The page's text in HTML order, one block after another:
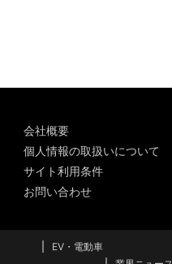
会社概要
個人情報の取扱いについて
サイト利用条件
お問い合わせ
EV・電動車